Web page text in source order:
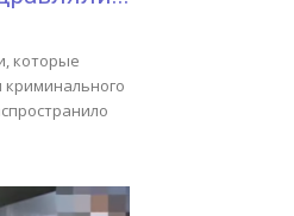
которые